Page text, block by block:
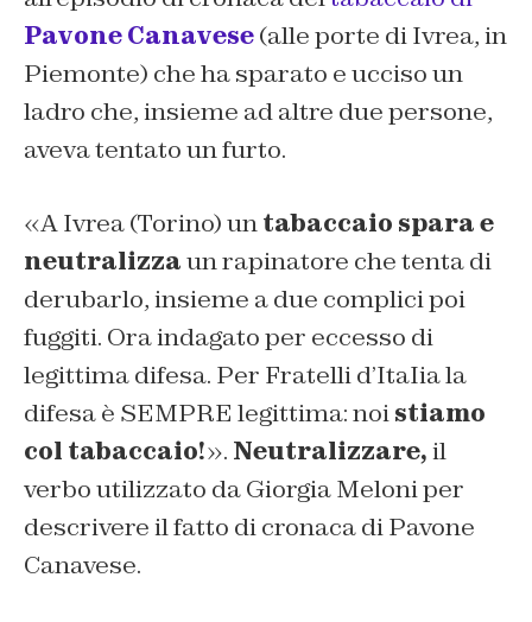
Pavone Canavese(alle porte di Ivrea, in
Piemonte) che ha sparato e ucciso un
ladro che, insieme ad altre due persone,
aveva tentato un furto.
«A Ivrea (Torino) untabaccaio spara e
neutralizzaun rapinatore che tenta di
derubarlo, insieme a due complici poi
fuggiti. Ora indagato per eccesso di
legittima difesa. Per Fratelli d’ItaIiala
difesa è SEMPRE legittima: noistiamo
col tabaccaio!». Neutralizzare,il
verbo utilizzato da Giorgia Meloni per
descrivere il fatto di cronaca di Pavone
Canavese.